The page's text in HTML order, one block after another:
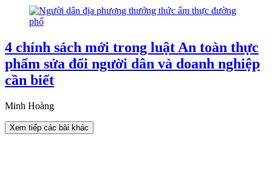
4 chính sách mới trong luật An toàn thực
phẩm sửa đổi người dân và doanh nghiệp
cần biết
Minh Hoàng
Xem tiếp các bài khác